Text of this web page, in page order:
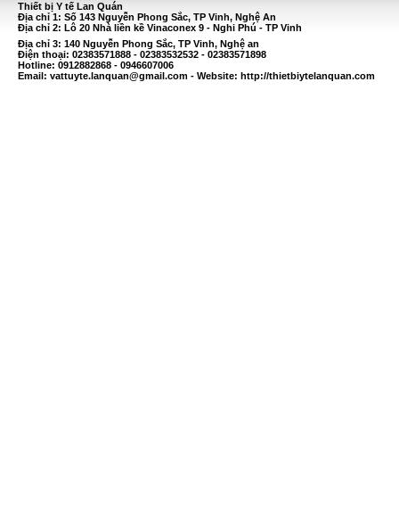
Thiết bị Y tế Lan Quán
Địa chỉ 1: Số 143 Nguyễn Phong Sắc, TP Vinh, Nghệ An
Địa chỉ 2: Lô 20 Nhà liền kề Vinaconex 9 - Nghi Phú - TP Vinh
Địa chỉ 3: 140 Nguyễn Phong Sắc, TP Vinh, Nghệ an
Điện thoại: 02383571888 - 02383532532 - 02383571898
Hotline: 0912882868 - 0946607006
Email: vattuyte.lanquan@gmail.com - Website: http://thietbiytelanquan.com